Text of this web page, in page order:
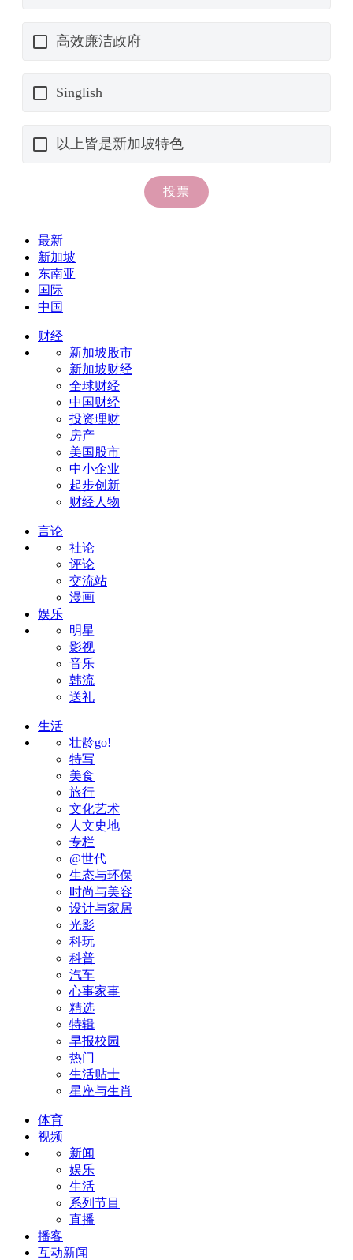
最新
新加坡
东南亚
国际
中国
财经
新加坡股市
新加坡财经
全球财经
中国财经
投资理财
房产
美国股市
中小企业
起步创新
财经人物
言论
社论
评论
交流站
漫画
娱乐
明星
影视
音乐
韩流
送礼
生活
壮龄go!
特写
美食
旅行
文化艺术
人文史地
专栏
@世代
生态与环保
时尚与美容
设计与家居
光影
科玩
科普
汽车
心事家事
精选
特辑
早报校园
热门
生活贴士
星座与生肖
体育
视频
新闻
娱乐
生活
系列节目
直播
播客
互动新闻